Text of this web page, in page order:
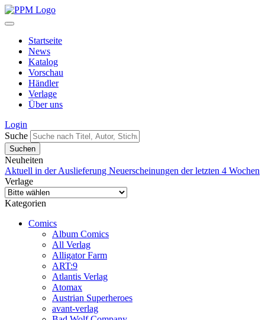
Startseite
News
Katalog
Vorschau
Händler
Verlage
Über uns
Login
Suche
Neuheiten
Aktuell in der Auslieferung Neuerscheinungen der letzten 4 Wochen
Verlage
Kategorien
Comics
Album Comics
All Verlag
Alligator Farm
ART:9
Atlantis Verlag
Atomax
Austrian Superheroes
avant-verlag